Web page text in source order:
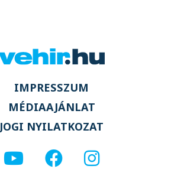
IMPRESSZUM
MÉDIAAJÁNLAT
JOGI NYILATKOZAT